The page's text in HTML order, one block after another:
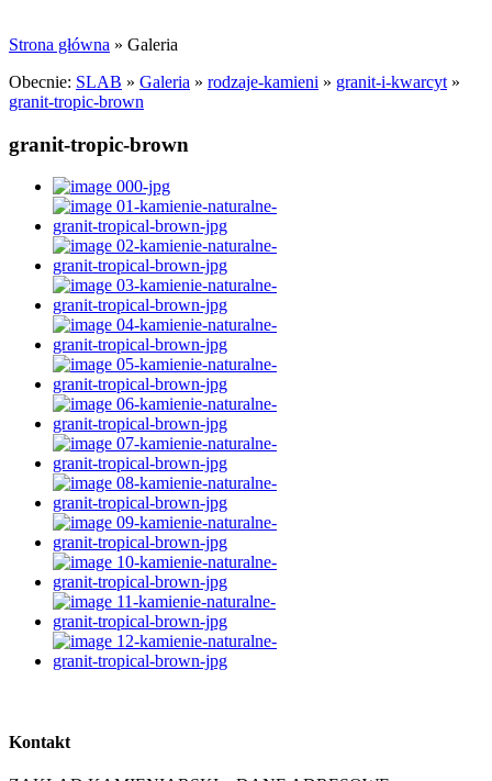
Strona główna » Galeria
Obecnie: SLAB » Galeria » rodzaje-kamieni » granit-i-kwarcyt »
granit-tropic-brown
granit-tropic-brown
Kontakt